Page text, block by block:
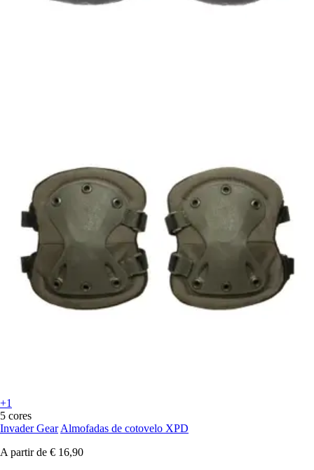
+1
5 cores
Invader Gear Almofadas de cotovelo XPD
A partir de € 16,90